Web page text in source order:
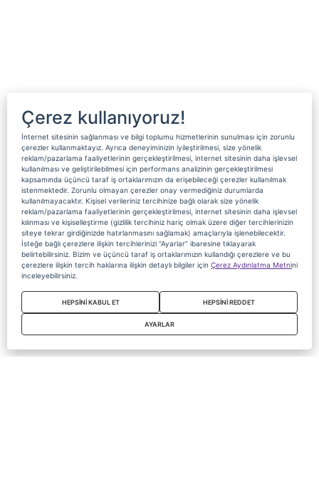
Çerez kullanıyoruz!
İnternet sitesinin sağlanması ve bilgi toplumu hizmetlerinin sunulması için zorunlu
çerezler kullanmaktayız. Ayrıca deneyiminizin iyileştirilmesi, size yönelik
reklam/pazarlama faaliyetlerinin gerçekleştirilmesi, internet sitesinin daha işlevsel
kullanılması ve geliştirilebilmesi için performans analizinin gerçekleştirilmesi
kapsamında üçüncü taraf iş ortaklarımızın da erişebileceği çerezler kullanılmak
istenmektedir. Zorunlu olmayan çerezler onay vermediğiniz durumlarda
kullanılmayacaktır. Kişisel verileriniz tercihinize bağlı olarak size yönelik
reklam/pazarlama faaliyetlerinin gerçekleştirilmesi, internet sitesinin daha işlevsel
kılınması ve kişiselleştirme (gizlilik tercihiniz hariç olmak üzere diğer tercihlerinizin
siteye tekrar girdiğinizde hatırlanmasını sağlamak) amaçlarıyla işlenebilecektir.
İsteğe bağlı çerezlere ilişkin tercihlerinizi “Ayarlar” ibaresine tıklayarak
belirtebilirsiniz. Bizim ve üçüncü taraf iş ortaklarımızın kullandığı çerezlere ve bu
çerezlere ilişkin tercih haklarına ilişkin detaylı bilgiler için Çerez Aydınlatma Metnini
inceleyebilirsiniz.
HEPSİNİ KABUL ET HEPSİNİ REDDET
AYARLAR